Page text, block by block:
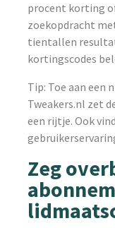
procent korting
zoekopdracht
tientallen
kortingscodes
Tip: Toe aan een
Tweakers.nl zet
een rijtje. Ook
Zeg